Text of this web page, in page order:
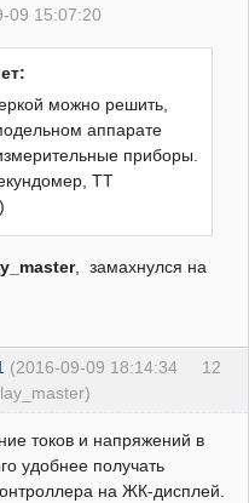
09 15:07:20
можно решить,
аппарате
приборы.
ТТ
, замахнулся на
12
(2016-09-09 18:14:34
токов и напряжений в
удобнее получать
на ЖК-дисплей.